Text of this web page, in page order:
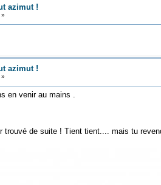
azimut !
azimut !
en venir au mains .
trouvé de suite ! Tient tient.... mais tu